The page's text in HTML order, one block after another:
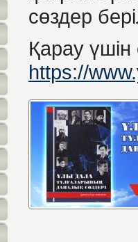
сөздер
Қарау үшін
https://